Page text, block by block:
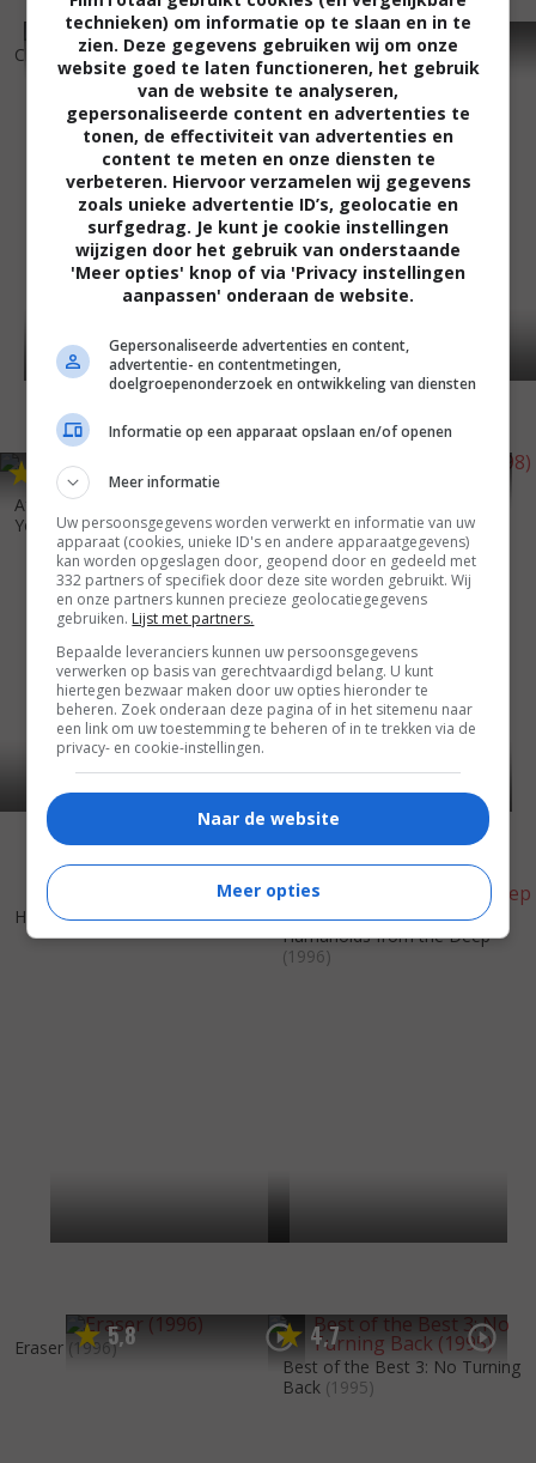
,3
Chasing Ghosts (2005) 4, 1
Scorcher (2002)
,1
Aftershock: Earthquake in New
York
(1999)
Hard Rain (1998) 4
Humanoids from the Deep
(1996)
5,8
Eraser (1996) 4,7
Best of the Best 3: No Turning
Back (1995)
technieken) om informatie op te slaan en in te
zien. Deze gegevens gebruiken wij om onze
website goed te laten functioneren, het gebruik
van de website te analyseren,
gepersonaliseerde content en advertenties te
tonen, de effectiviteit van advertenties en
content te meten en onze diensten te
verbeteren. Hiervoor verzamelen wij gegevens
zoals unieke advertentie ID’s, geolocatie en
surfgedrag. Je kunt je cookie instellingen
wijzigen door het gebruik van onderstaande
'Meer opties' knop of via 'Privacy instellingen
aanpassen' onderaan de website.
Gepersonaliseerde advertenties en content,
advertentie- en contentmetingen,
doelgroepenonderzoek en ontwikkeling van diensten
Informatie op een apparaat opslaan en/of openen
Meer informatie
Uw persoonsgegevens worden verwerkt en informatie van uw
apparaat (cookies, unieke ID's en andere apparaatgegevens)
kan worden opgeslagen door, geopend door en gedeeld met
332 partners of specifiek door deze site worden gebruikt. Wij
en onze partners kunnen precieze geolocatiegegevens
gebruiken. Lijst met partners.
Bepaalde leveranciers kunnen uw persoonsgegevens
verwerken op basis van gerechtvaardigd belang. U kunt
hiertegen bezwaar maken door uw opties hieronder te
beheren. Zoek onderaan deze pagina of in het sitemenu naar
een link om uw toestemming te beheren of in te trekken via de
privacy- en cookie-instellingen.
Naar de website
Meer opties